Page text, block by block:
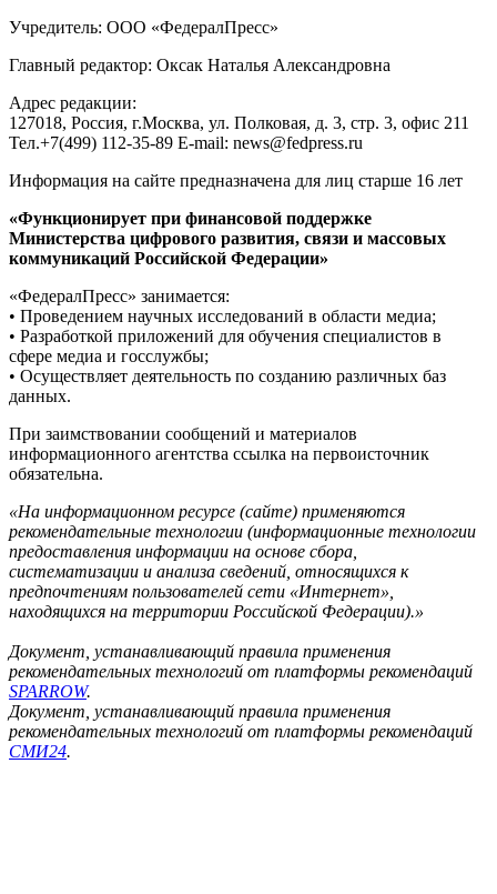
Учредитель: ООО «ФедералПресс»
Главный редактор: Оксак Наталья Александровна
Адрес редакции:
127018, Россия, г.Москва, ул. Полковая, д. 3, стр. 3, офис 211
Тел.+7(499) 112-35-89 E-mail: news@fedpress.ru
Информация на сайте предназначена для лиц старше 16 лет
«Функционирует при финансовой поддержке
Министерства цифрового развития, связи и массовых
коммуникаций Российской Федерации»
«ФедералПресс» занимается:
• Проведением научных исследований в области медиа;
• Разработкой приложений для обучения специалистов в
сфере медиа и госслужбы;
• Осуществляет деятельность по созданию различных баз
данных.
При заимствовании сообщений и материалов
информационного агентства ссылка на первоисточник
обязательна.
«На информационном ресурсе (сайте) применяются
рекомендательные технологии (информационные технологии
предоставления информации на основе сбора,
систематизации и анализа сведений, относящихся к
предпочтениям пользователей сети «Интернет»,
находящихся на территории Российской Федерации).»
Документ, устанавливающий правила применения
рекомендательных технологий от платформы рекомендаций
SPARROW.
Документ, устанавливающий правила применения
рекомендательных технологий от платформы рекомендаций
СМИ24.